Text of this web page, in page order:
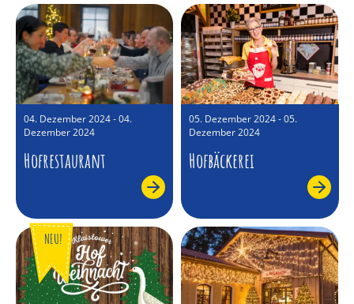
04. Dezember 2024 - 04.
Dezember 2024
Hofrestaurant
05. Dezember 2024 - 05.
Dezember 2024
Hofbäckerei
NEU!